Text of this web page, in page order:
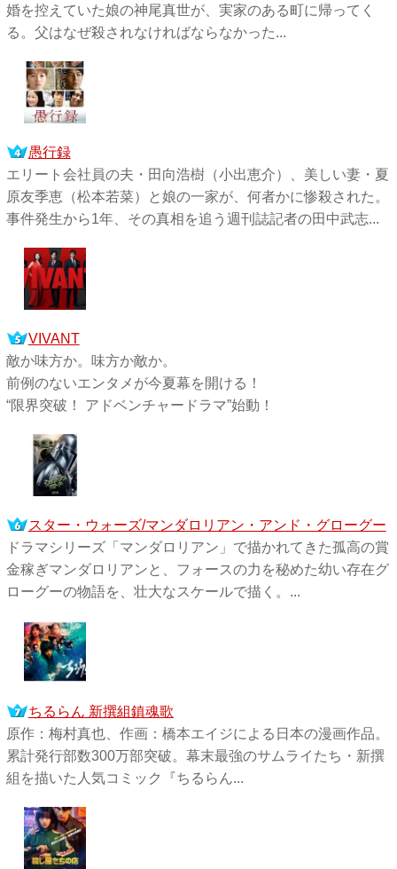
婚を控えていた娘の神尾真世が、実家のある町に帰ってく
る。父はなぜ殺されなければならなかった...
愚行録
エリート会社員の夫・田向浩樹（小出恵介）、美しい妻・夏
原友季恵（松本若菜）と娘の一家が、何者かに惨殺された。
事件発生から1年、その真相を追う週刊誌記者の田中武志...
VIVANT
敵か味方か。味方か敵か。
前例のないエンタメが今夏幕を開ける！
“限界突破！ アドベンチャードラマ”始動！
スター・ウォーズ/マンダロリアン・アンド・グローグー
ドラマシリーズ「マンダロリアン」で描かれてきた孤高の賞
金稼ぎマンダロリアンと、フォースの力を秘めた幼い存在グ
ローグーの物語を、壮大なスケールで描く。...
ちるらん 新撰組鎮魂歌
原作：梅村真也、作画：橋本エイジによる日本の漫画作品。
累計発行部数300万部突破。幕末最強のサムライたち・新撰
組を描いた人気コミック『ちるらん...